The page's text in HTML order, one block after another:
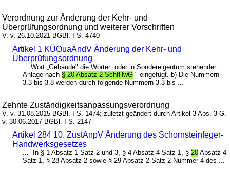
Verordnung zur Änderung der Kehr- und
Überprüfungsordnung und weiterer Vorschriften
V. v. 26.10.2021 BGBl. I S. 4740
Artikel 1 KÜOuaÄndV Änderung der Kehr- und
Überprüfungsordnung
... Wort „Gebäude" die Wörter „oder in Sondereigentum stehender
Anlage nach § 20 Absatz 2 SchfHwG " eingefügt. b) Die Nummern
3.3 bis 3.8 werden durch folgende Nummern 3.3 bis ...
Zehnte Zuständigkeitsanpassungsverordnung
V. v. 31.08.2015 BGBl. I S. 1474; zuletzt geändert durch Artikel 3 Abs. 3 G.
v. 30.06.2017 BGBl. I S. 2147
Artikel 284 10. ZustAnpV Änderung des Schornsteinfeger-
Handwerksgesetzes
... In § 1 Absatz 1 Satz 2 und 3, § 4 Absatz 4 Satz 1, §20 Absatz 4
Satz 1, § 28 Absatz 2 sowie § 29 Absatz 2 Satz 2 Nummer 4 des ...